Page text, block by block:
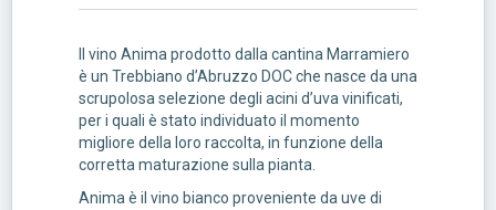
Il vino Anima prodotto dalla cantina Marramiero
è un Trebbiano d’Abruzzo DOC che nasce da una
scrupolosa selezione degli acini d’uva vinificati,
per i quali è stato individuato il momento
migliore della loro raccolta, in funzione della
corretta maturazione sulla pianta.
Anima è il vino bianco proveniente da uve di